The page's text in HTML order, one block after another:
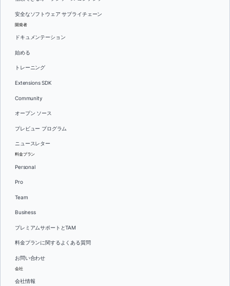
安全なソフトウェア サプライチェーン
開発者
ドキュメンテーション
始める
トレーニング
Extensions SDK
Community
オープン ソース
プレビュー プログラム
ニュースレター
料金プラン
Personal
Pro
Team
Business
プレミアムサポートとTAM
料金プランに関するよくある質問
お問い合わせ
会社
会社情報